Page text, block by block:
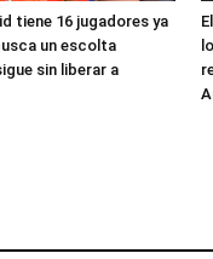
tiene 16 jugadores ya
un escolta
sin liberar a